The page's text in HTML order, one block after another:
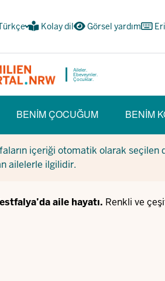
Kolay dil Görsel yardım
Aileler.
Ebeveynler.
Çocuklar.
BENIM ÇOCUĞUM BENIM
içeriği otomatik olarak
ailelerle ilgilidir.
aile hayatı. Renkli ve